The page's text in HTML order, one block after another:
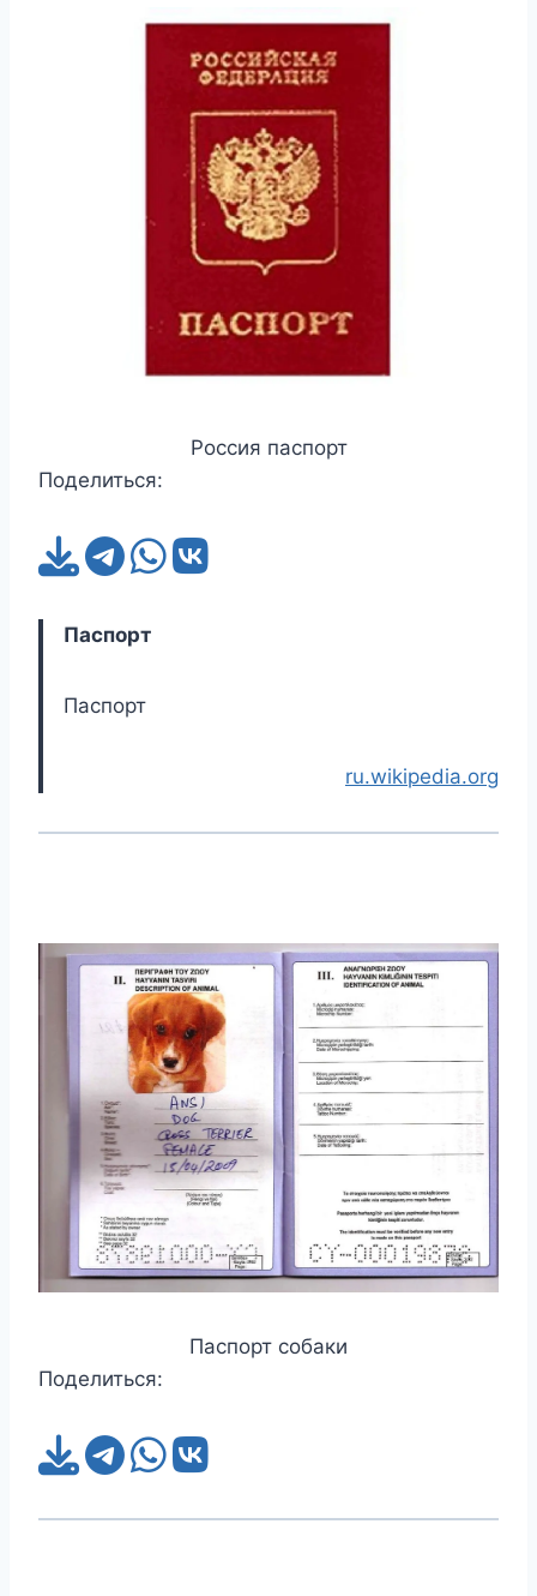
Россия паспорт
Поделиться:
Паспорт
Паспорт
ru.wikipedia.org
Паспорт собаки
Поделиться: